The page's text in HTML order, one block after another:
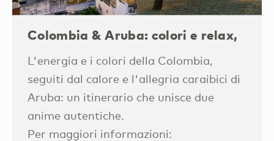
Colombia & Aruba: colori e relax,
L'energia e i colori della Colombia,
seguiti dal calore e l'allegria caraibici di
Aruba: un itinerario che unisce due
anime autentiche.
Per maggiori informazioni: